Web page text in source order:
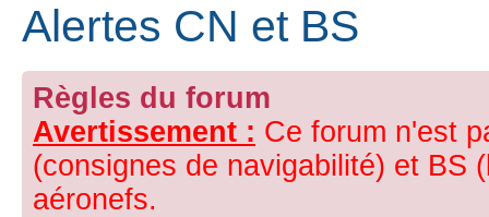
Alertes CN et BS
Règles du forum
Avertissement : Ce forum n'est
(consignes de navigabilité) et BS
aéronefs.